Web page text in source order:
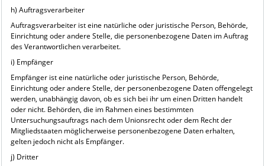
h) Auftragsverarbeiter
Auftragsverarbeiter ist eine natürliche oder juristische Person, Behörde,
Einrichtung oder andere Stelle, die personenbezogene Daten im Auftrag
des Verantwortlichen verarbeitet.
i) Empfänger
Empfänger ist eine natürliche oder juristische Person, Behörde,
Einrichtung oder andere Stelle, der personenbezogene Daten offengelegt
werden, unabhängig davon, ob es sich bei ihr um einen Dritten handelt
oder nicht. Behörden, die im Rahmen eines bestimmten
Untersuchungsauftrags nach dem Unionsrecht oder dem Recht der
Mitgliedstaaten möglicherweise personenbezogene Daten erhalten,
gelten jedoch nicht als Empfänger.
j) Dritter